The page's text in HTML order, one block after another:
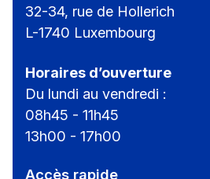
32-34, rue de Hollerich
L-1740 Luxembourg
Horaires d’ouverture
Du lundi au vendredi :
08h45 - 11h45
13h00 - 17h00
Accès rapide